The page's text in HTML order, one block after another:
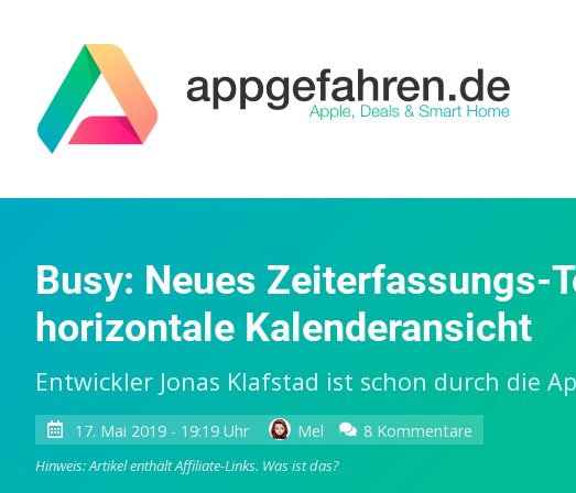
Busy: Neues Zeiterfassungs-
horizontale Kalenderansicht
Entwickler Jonas Klafstad ist schon durch die
17. Mai 2019 - 19:19 Uhr Mel 8 Kommentare
Hinweis: Artikel enthält Affiliate-Links. Was ist das?